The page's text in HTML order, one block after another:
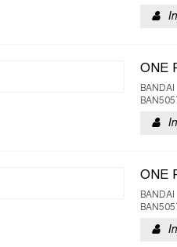
ONE
BANDAI
ONE
BANDAI